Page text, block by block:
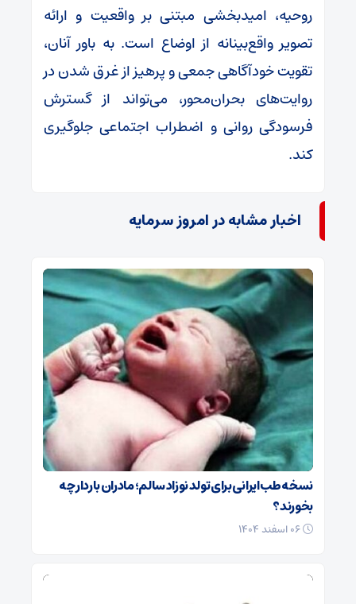
روحیه، امیدبخشی مبتنی بر واقعیت و ارائه
تصویر واقع‌بینانه از اوضاع است. به باور آنان،
تقویت خودآگاهی جمعی و پرهیز از غرق شدن در
روایت‌های بحران‌محور، می‌تواند از گسترش
فرسودگی روانی و اضطراب اجتماعی جلوگیری
کند.
اخبار مشابه در امروز سرمایه
نسخه طب ایرانی برای تولد نوزاد سالم؛ مادران باردار چه
بخورند؟